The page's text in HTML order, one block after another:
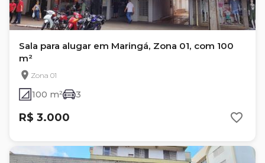
Sala para alugar em Maringá, Zona 01, com 100
m²
Zona 01
100 m² 3
R$ 3.000